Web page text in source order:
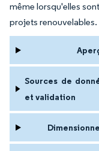
même lorsqu'elles
projets renouvelables.
Sources de
et validation